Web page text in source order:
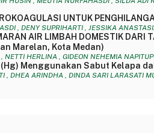
UNTUK
, DENY SUPRIHARTI , JESSIKA
AIR LIMBAH DOMESTIK DARI
Marelan, Kota Medan)
NETTI HERLINA , GIDEON NEHEMIA
Menggunakan Sabut Kelapa
, DHEA ARINDHA , DINDA SARI LARASATI